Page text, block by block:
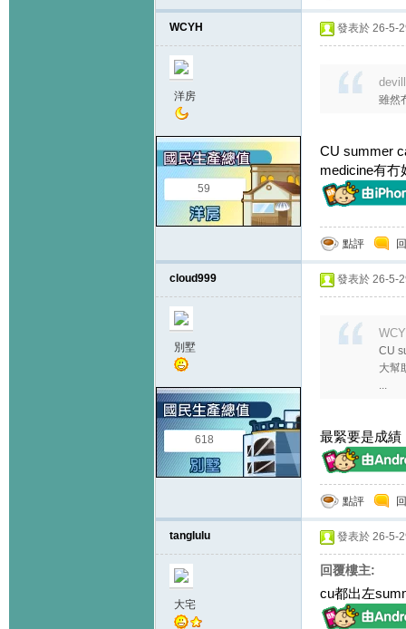
WCYH
洋房
59
發表於 26-5-
雖然
CU summer
medicine有冇
點評
cloud999
別墅
618
發表於 26-5-
CU
大幫
...
最緊要是成績
點評
tanglulu
大宅
發表於 26-5-
回覆樓主:
cu都出左